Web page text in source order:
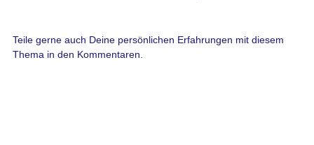
Teile gerne auch Deine persönlichen Erfahrungen mit diesem
Thema in den Kommentaren.